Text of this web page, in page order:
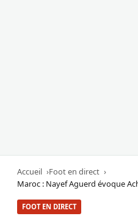
Accueil
Foot en direct
Maroc : Nayef Aguerd évoque
FOOT EN DIRECT